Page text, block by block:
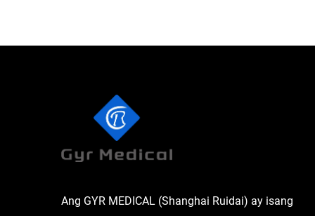
Ang GYR MEDICAL (Shanghai Ruidai) ay isang